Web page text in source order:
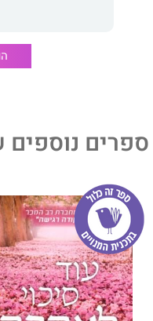
קולח המערער כמה
להטיית כף המזל לטובתנו,
ספרים נוספים